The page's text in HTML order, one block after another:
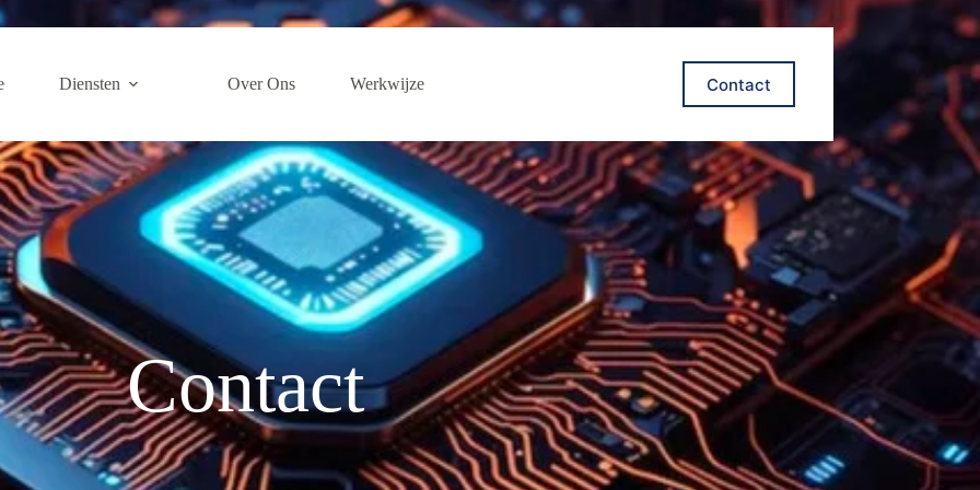
Diensten Over Ons Werkwijze Contact
Contact